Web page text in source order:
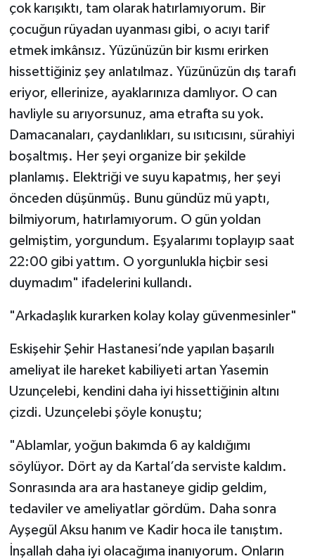
çok karışıktı, tam olarak hatırlamıyorum. Bir
çocuğun rüyadan uyanması gibi, o acıyı tarif
etmek imkânsız. Yüzünüzün bir kısmı erirken
hissettiğiniz şey anlatılmaz. Yüzünüzün dış tarafı
eriyor, ellerinize, ayaklarınıza damlıyor. O can
havliyle su arıyorsunuz, ama etrafta su yok.
Damacanaları, çaydanlıkları, su ısıtıcısını, sürahiyi
boşaltmış. Her şeyi organize bir şekilde
planlamış. Elektriği ve suyu kapatmış, her şeyi
önceden düşünmüş. Bunu gündüz mü yaptı,
bilmiyorum, hatırlamıyorum. O gün yoldan
gelmiştim, yorgundum. Eşyalarımı toplayıp saat
22:00 gibi yattım. O yorgunlukla hiçbir sesi
duymadım" ifadelerini kullandı.
"Arkadaşlık kurarken kolay kolay güvenmesinler"
Eskişehir Şehir Hastanesi’nde yapılan başarılı
ameliyat ile hareket kabiliyeti artan Yasemin
Uzunçelebi, kendini daha iyi hissettiğinin altını
çizdi. Uzunçelebi şöyle konuştu;
"Ablamlar, yoğun bakımda 6 ay kaldığımı
söylüyor. Dört ay da Kartal’da serviste kaldım.
Sonrasında ara ara hastaneye gidip geldim,
tedaviler ve ameliyatlar gördüm. Daha sonra
Ayşegül Aksu hanım ve Kadir hoca ile tanıştım.
İnşallah daha iyi olacağıma inanıyorum. Onların